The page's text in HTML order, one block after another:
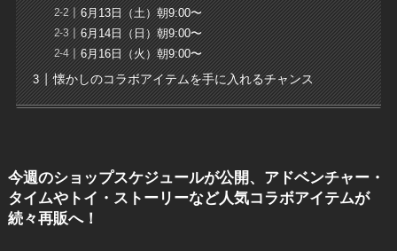
6月13日（土）朝9:00〜
6月14日（日）朝9:00〜
6月16日（火）朝9:00〜
懐かしのコラボアイテムを手に入れるチャンス
今週のショップスケジュールが公開、アドベンチャー・
タイムやトイ・ストーリーなど人気コラボアイテムが
続々再販へ！